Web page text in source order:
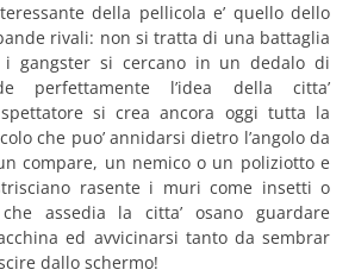
della pellicola e’ quello dello
rivali: non si tratta di una battaglia
gangster si cercano in un dedalo di
perfettamente l’idea della citta’
si crea ancora oggi tutta la
che puo’ annidarsi dietro l’angolo da
compare, un nemico o un poliziotto e
rasente i muri come insetti o
assedia la citta’ osano guardare
ed avvicinarsi tanto da sembrar
dallo schermo!